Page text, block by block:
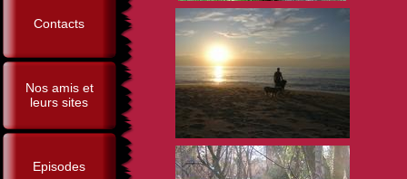
Contacts
Nos amis et
leurs sites
Episodes